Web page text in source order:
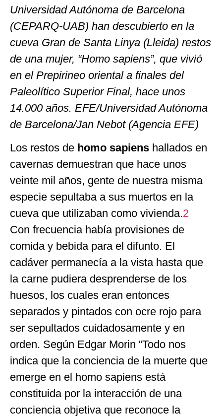
Universidad Autónoma de Barcelona
(CEPARQ-UAB) han descubierto en la
cueva Gran de Santa Linya (Lleida) restos
de una mujer, “Homo sapiens”, que vivió
en el Prepirineo oriental a finales del
Paleolítico Superior Final, hace unos
14.000 años. EFE/Universidad Autónoma
de Barcelona/Jan Nebot (Agencia EFE)
Los restos de homo sapiens hallados en
cavernas demuestran que hace unos
veinte mil años, gente de nuestra misma
especie sepultaba a sus muertos en la
cueva que utilizaban como vivienda.2
Con frecuencia había provisiones de
comida y bebida para el difunto. El
cadáver permanecía a la vista hasta que
la carne pudiera desprenderse de los
huesos, los cuales eran entonces
separados y pintados con ocre rojo para
ser sepultados cuidadosamente y en
orden. Según Edgar Morin “Todo nos
indica que la conciencia de la muerte que
emerge en el homo sapiens está
constituida por la interacción de una
conciencia objetiva que reconoce la